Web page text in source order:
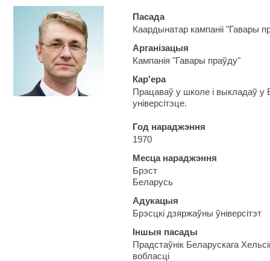
Пасада
Каардынатар кампаніі "Гавары
Арганізацыя
Кампанія "Гавары праўду"
Кар'ера
Працаваў у школе і выкладаў у
універсітэце.
Год нараджэння
1970
Месца нараджэння
Брэст
Беларусь
Адукацыя
Брэсцкі дзяржаўны ўніверсітэт
Іншыя пасады
Прадстаўнік Беларускага
вобласці